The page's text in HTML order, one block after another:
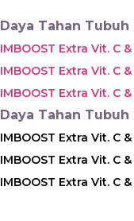
Daya Tahan Tubuh
IMBOOST Extra Vit. C &
IMBOOST Extra Vit. C
IMBOOST Extra Vit. C
Daya Tahan Tubuh
IMBOOST Extra Vit. C &
IMBOOST Extra Vit. C
IMBOOST Extra Vit. C